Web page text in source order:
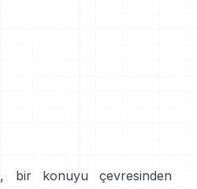
, bir konuyu çevresinden